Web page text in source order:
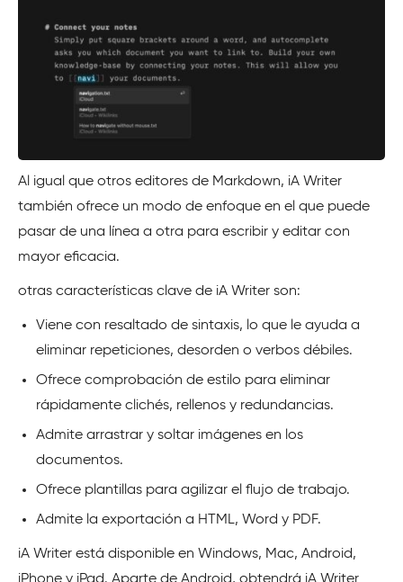
Al igual que otros editores de Markdown, iA Writer
también ofrece un modo de enfoque en el que puede
pasar de una línea a otra para escribir y editar con
mayor eficacia.
otras características clave de iA Writer son:
Viene con resaltado de sintaxis, lo que le ayuda a
eliminar repeticiones, desorden o verbos débiles.
Ofrece comprobación de estilo para eliminar
rápidamente clichés, rellenos y redundancias.
Admite arrastrar y soltar imágenes en los
documentos.
Ofrece plantillas para agilizar el flujo de trabajo.
Admite la exportación a HTML, Word y PDF.
iA Writer está disponible en Windows, Mac, Android,
iPhone y iPad. Aparte de Android, obtendrá iA Writer